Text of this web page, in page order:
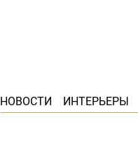
НОВОСТИ ИНТЕРЬЕРЫ